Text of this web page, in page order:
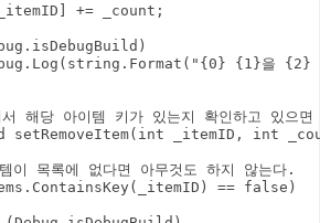
+= _count;
{1}을 {2}
당 아이템 키가 있는지 확인하고 있으면
setRemoveItem(int _itemID, int
목록에 없다면 아무것도 하지 않는다.
== false)